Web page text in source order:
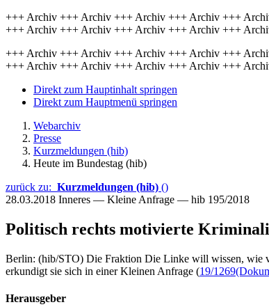
+++ Archiv +++ Archiv +++ Archiv +++ Archiv +++
+++ Archiv +++ Archiv +++ Archiv +++ Archiv +++
+++ Archiv +++ Archiv +++ Archiv +++ Archiv +++
+++ Archiv +++ Archiv +++ Archiv +++ Archiv +++
Direkt zum Hauptinhalt springen
Direkt zum Hauptmenü springen
Webarchiv
Presse
Kurzmeldungen (hib)
Heute im Bundestag (hib)
zurück zu: Kurzmeldungen (hib) ()
28.03.2018 Inneres — Kleine Anfrage — hib 195/2018
Politisch rechts motivierte
Berlin: (hib/STO) Die Fraktion Die Linke will wissen, wie
erkundigt sie sich in einer Kleinen Anfrage (19/1269
Herausgeber